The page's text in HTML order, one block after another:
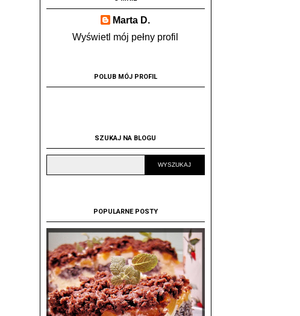
Marta D.
Wyświetl mój pełny profil
POLUB MÓJ PROFIL
SZUKAJ NA BLOGU
POPULARNE POSTY